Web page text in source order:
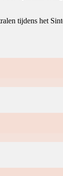
tijdens het